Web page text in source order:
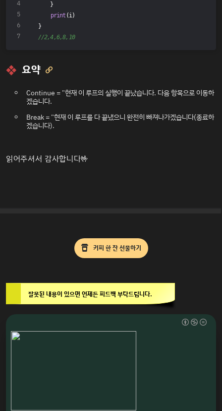
    }
print (i)
}
//2,4,6,8,10
요약 
Continue = "현재 이 루프의 실행이 끝났습니다. 다음 항목으로 이동하
겠습니다.
Break = "현재 이 루프를 다 끝냈으니 완전히 빠져나가겠습니다(종료하
겠습니다).
읽어주셔서 감사합니다🤟
커피 한 잔 선물하기
잘못된 내용이 있으면 언제든 피드백 부탁드립니다.